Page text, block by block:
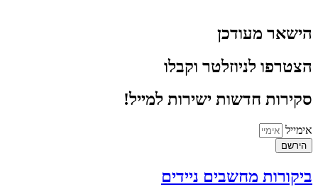
הישאר מעודכן
הצטרפו לניוזלטר וקבלו
סקירות חדשות ישירות למייל!
אימייל
הירשם
ביקורות מחשבים ניידים